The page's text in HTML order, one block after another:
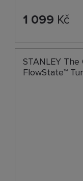
1 099 Kč
STANLEY
FlowState™